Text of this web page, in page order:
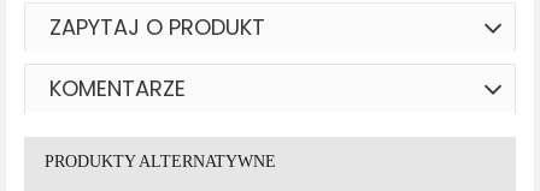
ZAPYTAJ O PRODUKT
KOMENTARZE
PRODUKTY ALTERNATYWNE